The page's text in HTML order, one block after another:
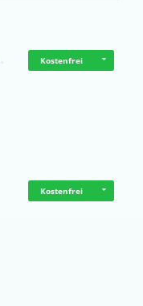
Kostenfrei
Kostenfrei